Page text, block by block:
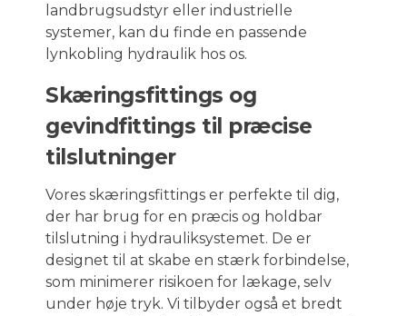
landbrugsudstyr eller industrielle
systemer, kan du finde en passende
lynkobling hydraulik hos os.
Skæringsfittings og
gevindfittings til præcise
tilslutninger
Vores skæringsfittings er perfekte til dig,
der har brug for en præcis og holdbar
tilslutning i hydrauliksystemet. De er
designet til at skabe en stærk forbindelse,
som minimerer risikoen for lækage, selv
under høje tryk. Vi tilbyder også et bredt